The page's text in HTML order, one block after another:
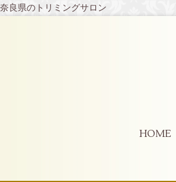
奈良県のトリミングサロン
HOME